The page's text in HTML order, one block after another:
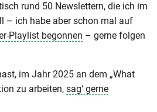
rund 50 Newslettern, die ich im
– ich habe aber schon mal auf
Playlist begonnen – gerne folgen
im Jahr 2025 an dem „What
zu arbeiten, sag‘ gerne